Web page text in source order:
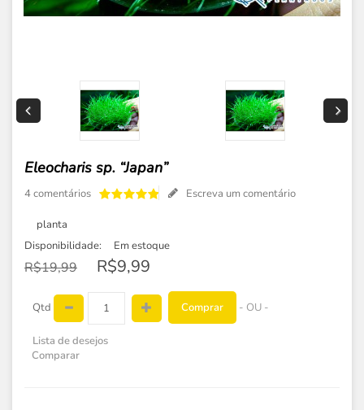
Eleocharis sp. “Japan”
4 comentários Escreva um comentário
planta
Disponibilidade:
Em estoque
R$19,99 R$9,99
Qtd Comprar - OU -
Lista de desejos
Comparar